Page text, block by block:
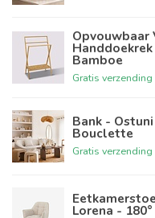
Opvouwbaar
Bamboe
Gratis
Bank -
Bouclette
Gratis
Lorena -